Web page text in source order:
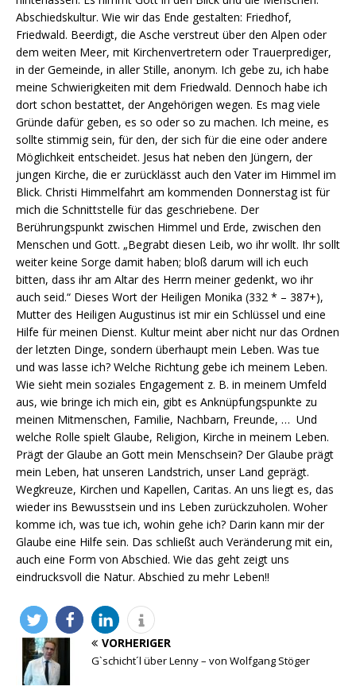
Abschiedskultur. Wie wir das Ende gestalten: Friedhof,
Friedwald. Beerdigt, die Asche verstreut über den Alpen oder
dem weiten Meer, mit Kirchenvertretern oder Trauerprediger,
in der Gemeinde, in aller Stille, anonym. Ich gebe zu, ich habe
meine Schwierigkeiten mit dem Friedwald. Dennoch habe ich
dort schon bestattet, der Angehörigen wegen. Es mag viele
Gründe dafür geben, es so oder so zu machen. Ich meine, es
sollte stimmig sein, für den, der sich für die eine oder andere
Möglichkeit entscheidet. Jesus hat neben den Jüngern, der
jungen Kirche, die er zurücklässt auch den Vater im Himmel im
Blick. Christi Himmelfahrt am kommenden Donnerstag ist für
mich die Schnittstelle für das geschriebene. Der
Berührungspunkt zwischen Himmel und Erde, zwischen den
Menschen und Gott. „Begrabt diesen Leib, wo ihr wollt. Ihr sollt
weiter keine Sorge damit haben; bloß darum will ich euch
bitten, dass ihr am Altar des Herrn meiner gedenkt, wo ihr
auch seid.“ Dieses Wort der Heiligen Monika (332 * – 387+),
Mutter des Heiligen Augustinus ist mir ein Schlüssel und eine
Hilfe für meinen Dienst. Kultur meint aber nicht nur das Ordnen
der letzten Dinge, sondern überhaupt mein Leben. Was tue
und was lasse ich? Welche Richtung gebe ich meinem Leben.
Wie sieht mein soziales Engagement z. B. in meinem Umfeld
aus, wie bringe ich mich ein, gibt es Anknüpfungspunkte zu
meinen Mitmenschen, Familie, Nachbarn, Freunde, … Und
welche Rolle spielt Glaube, Religion, Kirche in meinem Leben.
Prägt der Glaube an Gott mein Menschsein? Der Glaube prägt
mein Leben, hat unseren Landstrich, unser Land geprägt.
Wegkreuze, Kirchen und Kapellen, Caritas. An uns liegt es, das
wieder ins Bewusstsein und ins Leben zurückzuholen. Woher
komme ich, was tue ich, wohin gehe ich? Darin kann mir der
Glaube eine Hilfe sein. Das schließt auch Veränderung mit ein,
auch eine Form von Abschied. Wie das geht zeigt uns
eindrucksvoll die Natur. Abschied zu mehr Leben!!
VORHERIGER
G`schicht´l über Lenny – von Wolfgang Stöger